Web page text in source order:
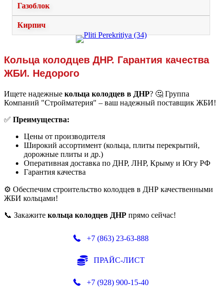
Газоблок
Кирпич
Кольца колодцев ДНР. Гарантия качества
ЖБИ. Недорого
Ищете надежные кольца колодцев в ДНР? 🤔 Группа
Компаний "Стройматерия" – ваш надежный поставщик ЖБИ!
✅ Преимущества:
Цены от производителя
Широкий ассортимент (кольца, плиты перекрытий,
дорожные плиты и др.)
Оперативная доставка по ДНР, ЛНР, Крыму и Югу РФ
Гарантия качества
⚙️ Обеспечим строительство колодцев в ДНР качественными
ЖБИ кольцами!
📞 Закажите кольца колодцев ДНР прямо сейчас!
+7 (863) 23-63-888
ПРАЙС-ЛИСТ
+7 (928) 900-15-40